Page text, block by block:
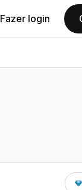
Fazer login